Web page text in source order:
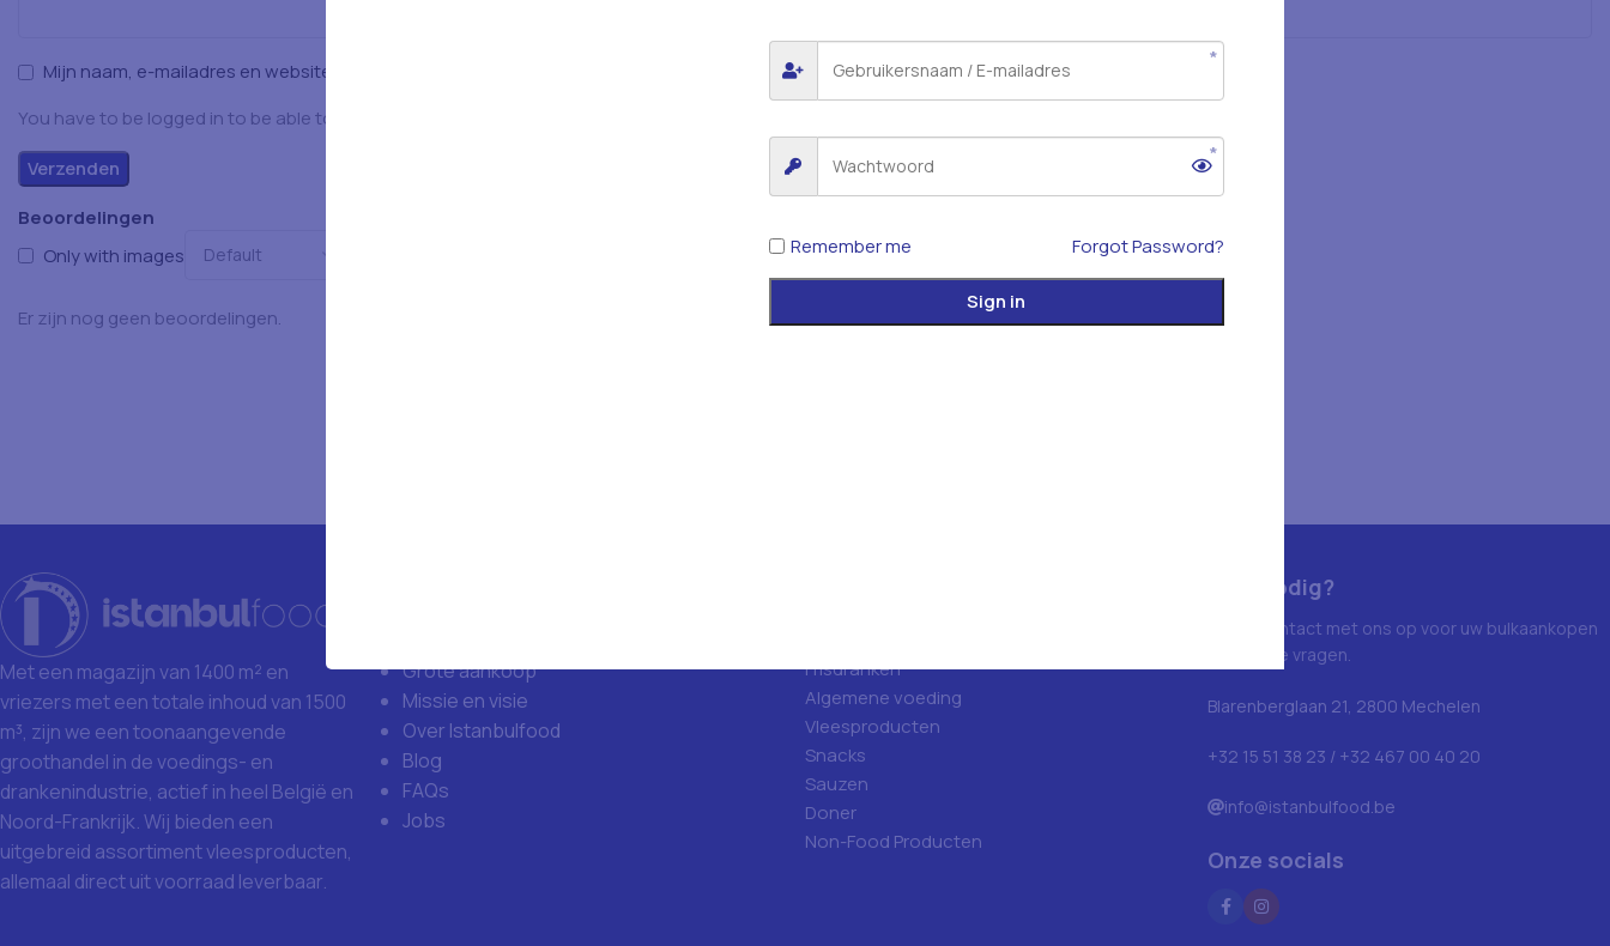
Beoordelingen
Only with images
Er zijn nog geen beoordelingen.
Mijn naam, e-mailadres en website opslaan in deze browser voor de volgende keer wanneer ik een reactie plaats.
You have to be logged in to be able to add photos to your review.
Met een magazijn van 1400 m² en
vriezers met een totale inhoud van 1500
m³, zijn we een toonaangevende
groothandel in de voedings- en
drankenindustrie, actief in heel België en
Noord-Frankrijk. Wij bieden een
uitgebreid assortiment vleesproducten,
allemaal direct uit voorraad leverbaar.
Grote aankoop
Missie en visie
Over Istanbulfood
Blog
FAQs
Jobs
Frisdranken
Algemene voeding
Vleesproducten
Snacks
Sauzen
Doner
Non-Food Producten
Hulp nodig?
Neem contact met ons op voor uw bulkaankopen
en andere vragen.
Blarenberglaan 21, 2800 Mechelen
+32 15 51 38 23 / +32 467 00 40 20
info@istanbulfood.be
Onze socials
Remember me Forgot Password?
Sign in